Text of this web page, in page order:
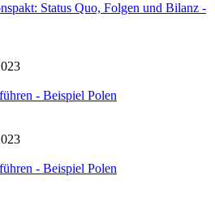
Status Quo, Folgen und Bilanz -
- Beispiel Polen
- Beispiel Polen